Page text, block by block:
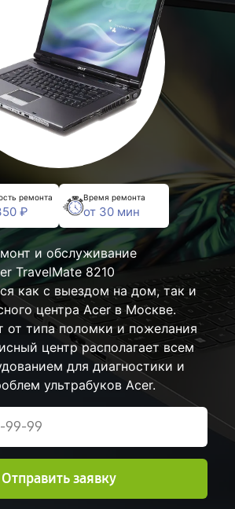
ремонта
₽
Время ремонта
от 30 мин
и обслуживание
TravelMate 8210
как с выездом на дом, так и
центра Acer в Москве.
от типа поломки и пожелания
центр располагает всем
для диагностики и
ультрабуков Acer.
Отправить заявку